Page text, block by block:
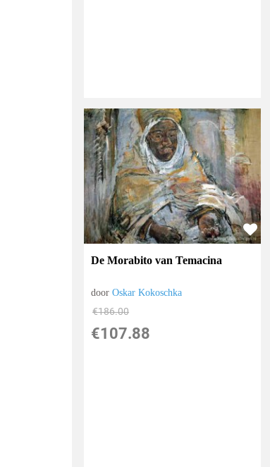
De Morabito van Temacina
doorOskar Kokoschka
€186.00
€107.88